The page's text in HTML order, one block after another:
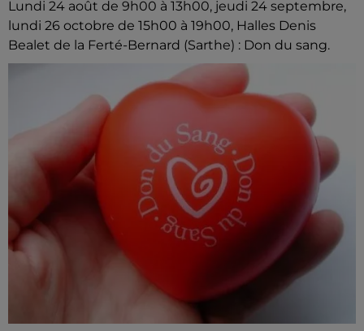
Lundi 24 août de 9h00 à 13h00, jeudi 24 septembre,
lundi 26 octobre de 15h00 à 19h00, Halles Denis
Bealet de la Ferté-Bernard (Sarthe) : Don du sang.